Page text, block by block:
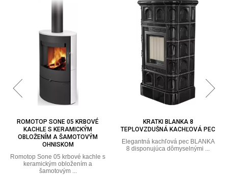
ROMOTOP SONE 05 KRBOVÉ
KACHLE S KERAMICKÝM
OBLOŽENÍM A ŠAMOTOVÝM
OHNISKOM
Romotop Sone 05 krbové kachle s
keramickým obložením a
šamotovým ...
KRATKI BLANKA 8
TEPLOVZDUŠNÁ KACHĽOVÁ PEC
Elegantná kachľová pec BLANKA
8 disponujúca dômyselnými ...